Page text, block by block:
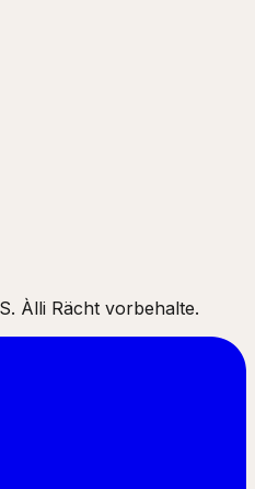
Àlli Rächt vorbehalte.